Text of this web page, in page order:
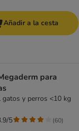
Añadir a la cesta
para
gatos y perros <10 kg
5 (60)